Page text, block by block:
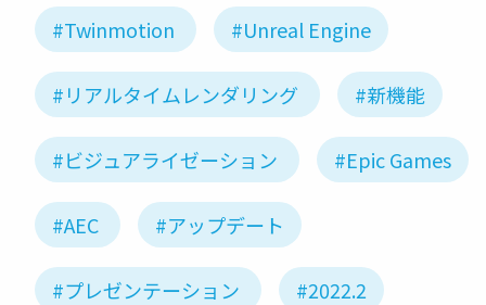
#Twinmotion #Unreal Engine
#リアルタイムレンダリング #新機能
#ビジュアライゼーション #Epic Games
#AEC #アップデート
#プレゼンテーション #2022.2